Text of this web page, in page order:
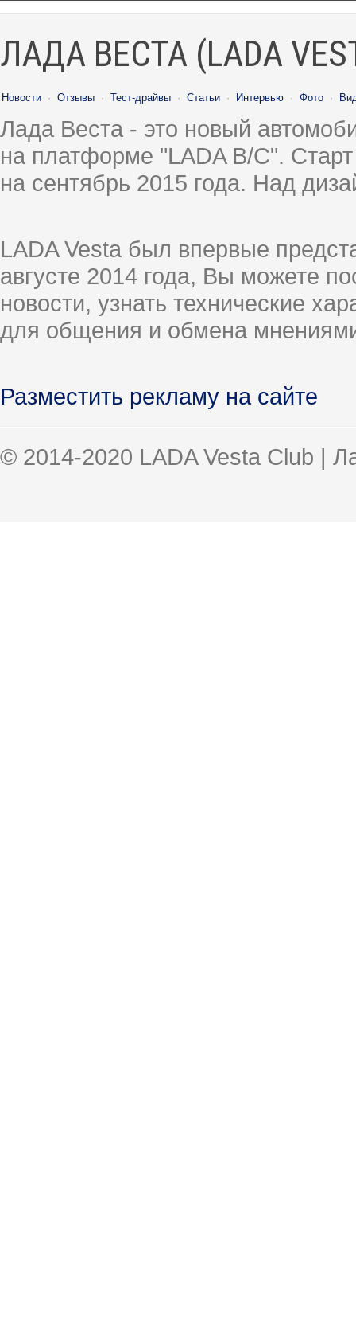
ЛАДА ВЕСТА (LADA
Новости · Отзывы · Тест-драйвы · Статьи · Интервью · Фото ·
Лада Веста - это новый
на платформе "LADA B/C".
на сентябрь 2015 года. Над
LADA Vesta был впервые
августе 2014 года, Вы можете
новости, узнать технические
для общения и обмена
Разместить рекламу на сайте
© 2014-2020 LADA Vesta Club |